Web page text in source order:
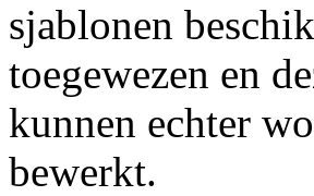
sjablonen
toegewezen en
kunnen echter
bewerkt.